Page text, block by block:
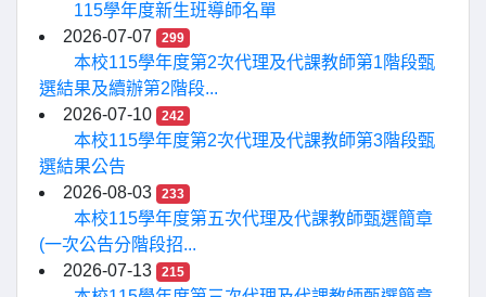
115學年度新生班導師名單
2026-07-07
299
本校115學年度第2次代理及代課教師第1階段甄
選結果及續辦第2階段...
2026-07-10
242
本校115學年度第2次代理及代課教師第3階段甄
選結果公告
2026-08-03
233
本校115學年度第五次代理及代課教師甄選簡章
(一次公告分階段招...
2026-07-13
215